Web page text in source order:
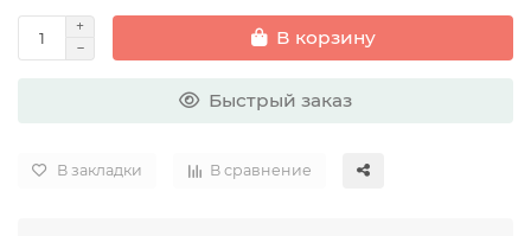
В корзину
Быстрый заказ
В закладки В сравнение